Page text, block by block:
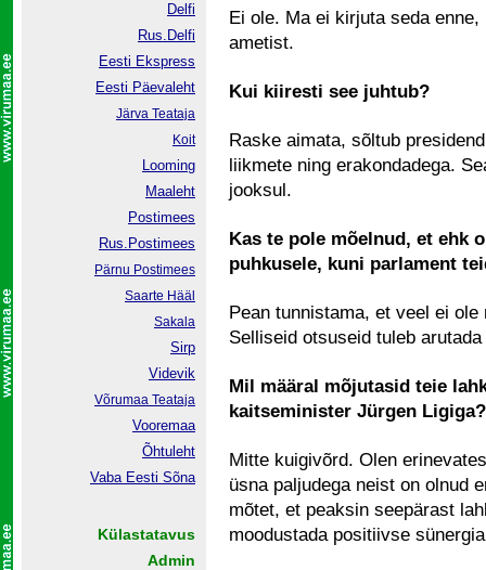
Ei ole. Ma ei kirjuta seda
ametist.
Kui kiiresti see juhtub?
Raske aimata, sõltub
liikmete ning erakondadega.
jooksul.
Kas te pole mõelnud, et ehk
puhkusele, kuni parlament
Pean tunnistama, et veel ei
Selliseid otsuseid tuleb
Mil määral mõjutasid teie
kaitseminister Jürgen Ligiga?
Mitte kuigivõrd. Olen
üsna paljudega neist on olnud
mõtet, et peaksin seepärast
moodustada positiivse
Delfi
Rus.Delfi
Eesti Ekspress
Eesti Päevaleht
Järva Teataja
Koit
Looming
Maaleht
Postimees
Rus.Postimees
Pärnu Postimees
Saarte Hääl
Sakala
Sirp
Videvik
Võrumaa Teataja
Vooremaa
Õhtuleht
Vaba Eesti Sõna
Külastatavus
Admin